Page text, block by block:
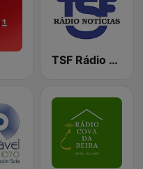
TSF Rádio Notícias